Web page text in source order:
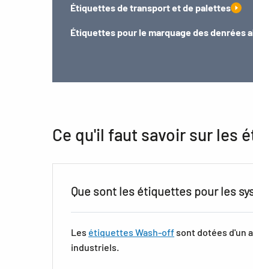
Étiquettes de transport et de palettes
Étiquettes pour le marquage des denrées
Ce qu'il faut savoir sur les
Que sont les étiquettes pour les
Les étiquettes Wash-offsont dotées d'un
industriels.